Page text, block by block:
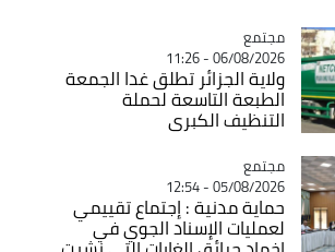
Catégorie
مجتمع
06/08/2026 - 11:26
ولاية الجزائر تطلق غدا الجمعة
الطبعة التاسعة لحملة
التنظيف الكبرى
Catégorie
مجتمع
05/08/2026 - 12:54
حماية مدنية : إجتماع تقييمي
لعمليات الإسناد الجوي في